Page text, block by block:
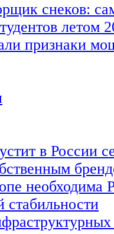
снеков:
летом
признаки
в России
необходима
стабильности